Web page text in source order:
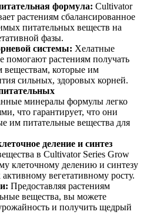
формула: Cultivator
растениям сбалансированное
питательных веществ на
фазы.
системы: Хелатные
помогают растениям получать
веществам, которые им
сильных, здоровых корней.
минералы формулы легко
что гарантирует, что они
им питательные вещества для
деление и синтез
в Cultivator Series Grow
клеточному делению и синтезу
вегетативному росту.
Предоставляя растениям
вещества, вы можете
и получить щедрый